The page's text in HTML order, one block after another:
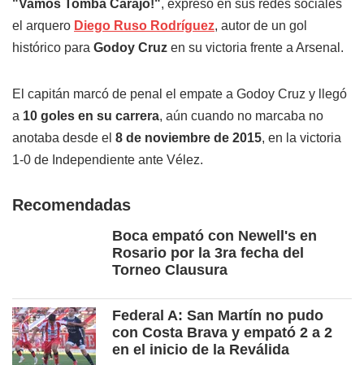
"Vamos Tomba Carajo!", expresó en sus redes sociales
el arquero Diego Ruso Rodríguez, autor de un gol
histórico para Godoy Cruz en su victoria frente a Arsenal.
El capitán marcó de penal el empate a Godoy Cruz y llegó
a 10 goles en su carrera, aún cuando no marcaba no
anotaba desde el 8 de noviembre de 2015, en la victoria
1-0 de Independiente ante Vélez.
Recomendadas
Boca empató con Newell's en
Rosario por la 3ra fecha del
Torneo Clausura
Federal A: San Martín no pudo
con Costa Brava y empató 2 a 2
en el inicio de la Reválida